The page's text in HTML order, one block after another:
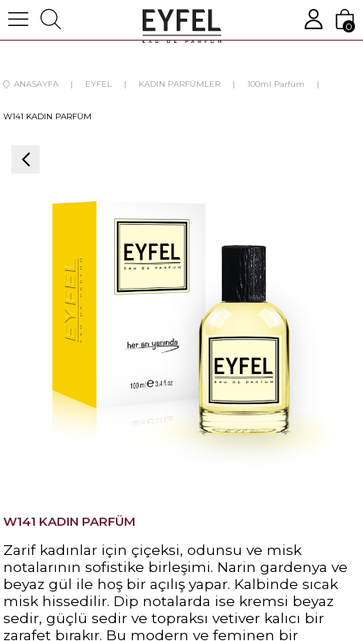
0
ANASAYFA EYFEL KADIN PARFÜMLER 100ml Parfüm
W141 KADIN PARFÜM
W141 KADIN PARFÜM
Zarif kadınlar için çiçeksi, odunsu ve misk
notalarının sofistike birleşimi. Narin gardenya ve
beyaz gül ile hoş bir açılış yapar. Kalbinde sıcak
misk hissedilir. Dip notalarda ise kremsi beyaz
sedir, güçlü sedir ve topraksı vetiver kalıcı bir
zarafet bırakır. Bu modern ve feminen bir